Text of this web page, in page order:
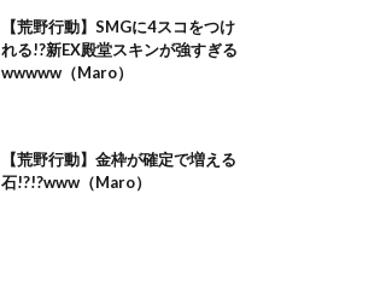
【荒野行動】SMGに4スコをつけ
れる!?新EX殿堂スキンが強すぎる
wwwww（Maro）
【荒野行動】金枠が確定で増える
石!?!?www（Maro）